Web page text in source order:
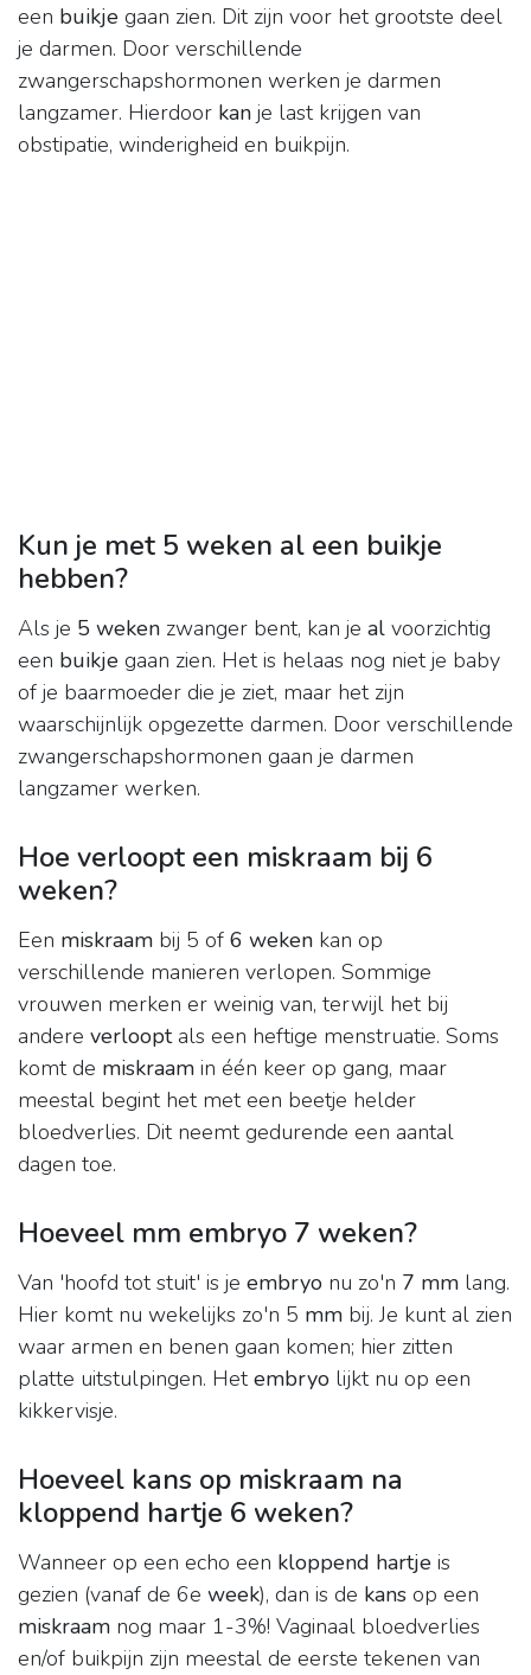
een buikje gaan zien. Dit zijn voor het grootste deel
je darmen. Door verschillende
zwangerschapshormonen werken je darmen
langzamer. Hierdoor kan je last krijgen van
obstipatie, winderigheid en buikpijn.
Kun je met 5 weken al een buikje
hebben?
Als je 5 weken zwanger bent, kan je al voorzichtig
een buikje gaan zien. Het is helaas nog niet je baby
of je baarmoeder die je ziet, maar het zijn
waarschijnlijk opgezette darmen. Door verschillende
zwangerschapshormonen gaan je darmen
langzamer werken.
Hoe verloopt een miskraam bij 6
weken?
Een miskraam bij 5 of 6 weken kan op
verschillende manieren verlopen. Sommige
vrouwen merken er weinig van, terwijl het bij
andere verlooptals een heftige menstruatie. Soms
komt de miskraam in één keer op gang, maar
meestal begint het met een beetje helder
bloedverlies. Dit neemt gedurende een aantal
dagen toe.
Hoeveel mm embryo 7 weken?
Van 'hoofd tot stuit' is je embryo nu zo'n 7 mm lang.
Hier komt nu wekelijks zo'n 5 mm bij. Je kunt al zien
waar armen en benen gaan komen; hier zitten
platte uitstulpingen. Hetembryo lijkt nu op een
kikkervisje.
Hoeveel kans op miskraam na
kloppend hartje 6 weken?
Wanneer op een echo een kloppend hartje is
gezien (vanaf de 6e week), dan is de kans op een
miskraam nog maar 1-3%! Vaginaal bloedverlies
en/of buikpijn zijn meestal de eerste tekenen van